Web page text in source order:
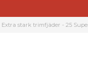
Extra stark trimfjäder - 25